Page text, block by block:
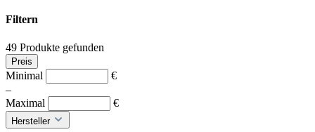
Filtern
49 Produkte gefunden
Preis
Minimal
€
–
Maximal
€
Hersteller